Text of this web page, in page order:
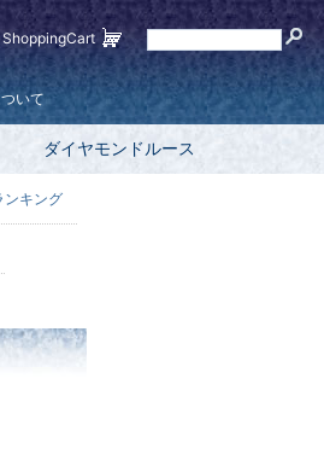
いて
ダイヤモンドルース
ShoppingCart
ンキング